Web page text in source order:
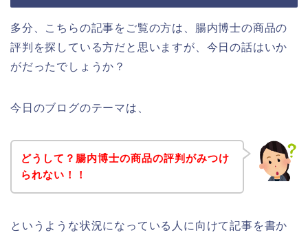
多分、こちらの記事をご覧の方は、腸内博士の商品の
評判を探している方だと思いますが、今日の話はいか
がだったでしょうか？
今日のブログのテーマは、
どうして？腸内博士の商品の評判がみつけ
られない！！
というような状況になっている人に向けて記事を書か